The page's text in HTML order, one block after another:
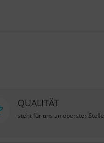
QUALITÄT
steht für uns an oberster Stelle